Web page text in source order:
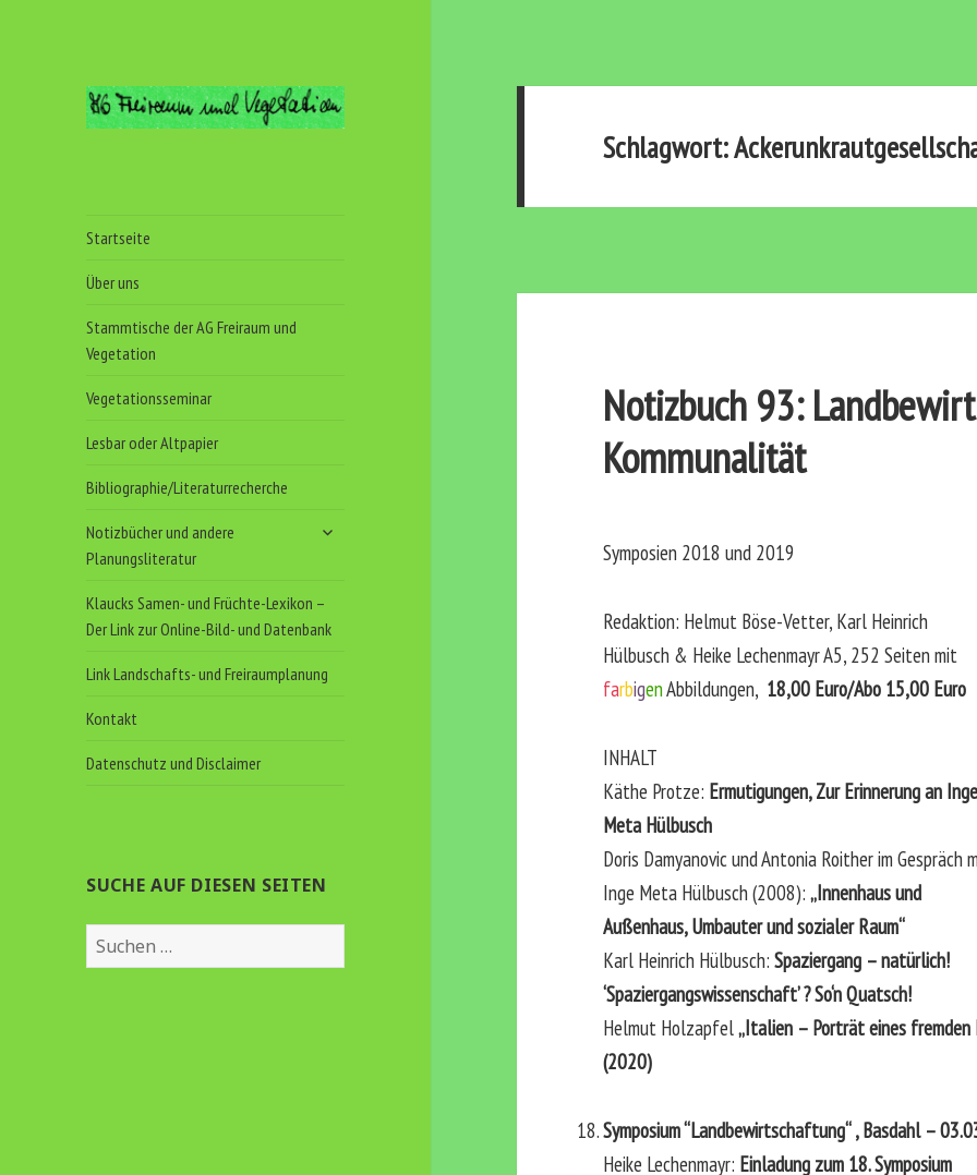
Vegetation
Startseite
Über uns
Stammtische der AG Freiraum und
Vegetation
Vegetationsseminar
Lesbar oder Altpapier
Bibliographie/Literaturrecherche
Notizbücher und andere
Planungsliteratur
untermenü
Klaucks Samen- und Früchte-Lexikon –
Der Link zur Online-Bild- und Datenbank
Link Landschafts- und Freiraumplanung
Kontakt
Datenschutz und Disclaimer
SUCHE AUF DIESEN SEITEN
Suchen
nach:
Schlagwort:
Notizbuch 93:
Kommunalität
Symposien 2018 und 2019
Redaktion: Helmut Böse-Vetter, Karl Heinrich
Hülbusch & Heike Lechenmayr A5, 252 Seiten mit
farbigenAbbildungen, 18,00 Euro/Abo 15,00 Euro
INHALT
Käthe Protze: Ermutigungen, Zur Erinnerung an
Meta Hülbusch
Doris Damyanovic und Antonia Roither im Gespräch
Inge Meta Hülbusch (2008):„Innenhaus und
Außenhaus, Umbauter und sozialer Raum“
Karl Heinrich Hülbusch:Spaziergang – natürlich!
‘Spaziergangswissenschaft’ ? So‘n Quatsch!
Helmut Holzapfel„Italien – Porträt eines fremden
(2020)
Symposium “Landbewirtschaftung“ , Basdahl –
Heike Lechenmayr: Einladung zum 18. Symposium